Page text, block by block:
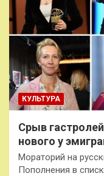
КУЛЬТУРА
Срыв
нового у
Мораторий на
Пополнения в